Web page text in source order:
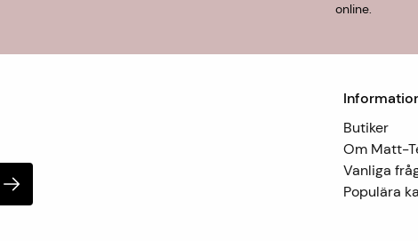
online.
Butiker
Om Matt-
Vanliga
Populära